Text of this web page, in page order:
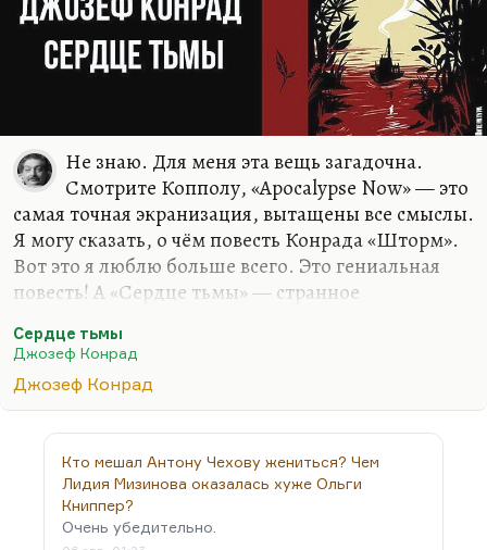
Не знаю. Для меня эта вещь загадочна.
Смотрите Копполу, «Apocalypse Now» — это
самая точная экранизация, вытащены все смыслы.
Я могу сказать, о чём повесть Конрада «Шторм».
Вот это я люблю больше всего. Это гениальная
повесть! А «Сердце тьмы» — странное
довести до логического конца то, что он… Ну, как
Лазарчук сказал о своём «Жестяном боре»: «Я
испугался того, что мог бы написать».
Сердце тьмы
Джозеф Конрад
Джозеф Конрад
Кто мешал Антону Чехову жениться? Чем
Лидия Мизинова оказалась хуже Ольги
Книппер?
Очень убедительно.